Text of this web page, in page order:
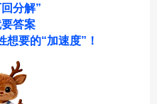
分解”
答案
要的“加速度”！